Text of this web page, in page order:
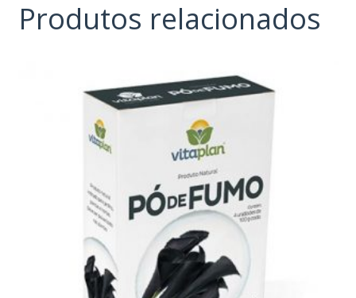
Produtos relacionados